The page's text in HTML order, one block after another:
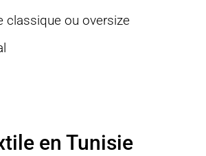
classique ou oversize
en Tunisie